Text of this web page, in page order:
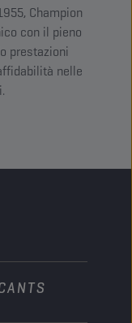
Champion
con il pieno
prestazioni
nelle